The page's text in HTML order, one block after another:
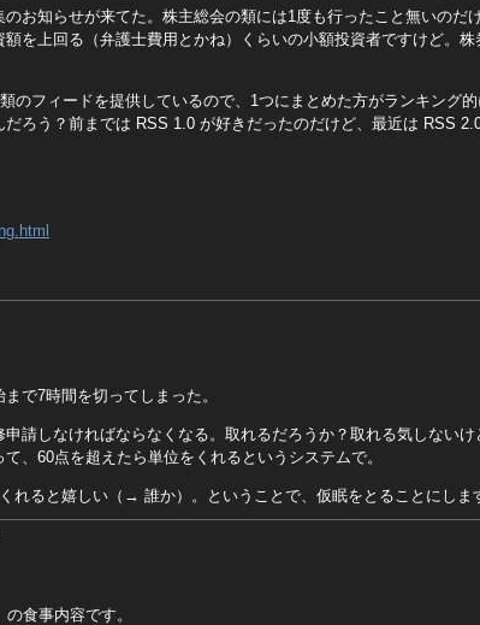
お知らせが来てた。株主総会の類には1度も行ったこと無いのだ
を上回る（弁護士費用とかね）くらいの小額投資者ですけど。
のフィードを提供しているので、1つにまとめた方がランキング
ろう？前までは RSS 1.0 が好きだったのだけど、最近は RSS
で7時間を切ってしまった。
請しなければならなくなる。取れるだろうか？取れる気しないけ
、60点を超えたら単位をくれるというシステムで。
れると嬉しい（→ 誰か）。ということで、仮眠をとることにしま
食事内容です。